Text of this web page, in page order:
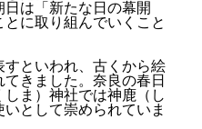
は「新たな日の幕開
に取り組んでいくこと
すといわれ、古くから絵
きました。奈良の春日
ま）神社では神鹿（し
として崇められていま